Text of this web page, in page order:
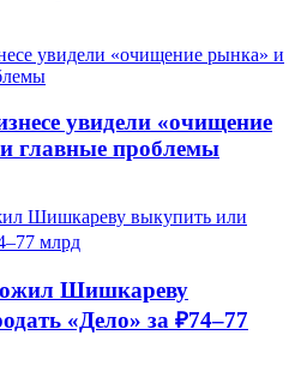
увидели «очищение
главные проблемы
Шишкареву
«Дело» за ₽74–77